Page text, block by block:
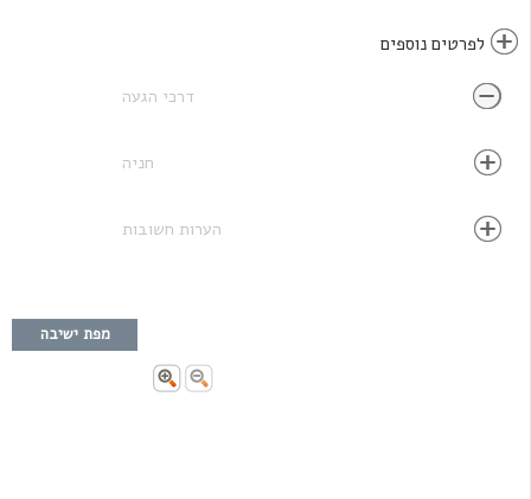
לפרטים נוספים
דרכי הגעה
חניה
הערות חשובות
מפת ישיבה